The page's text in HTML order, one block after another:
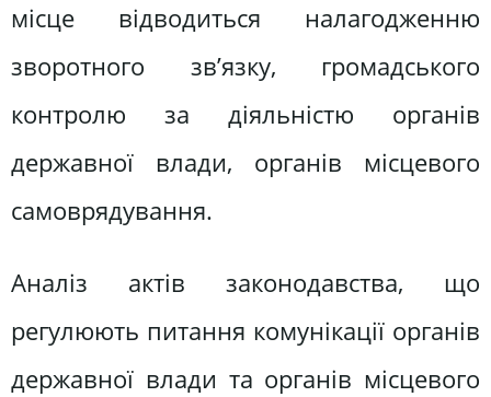
місце відводиться налагодженню
зворотного зв’язку, громадського
контролю за діяльністю органів
державної влади, органів місцевого
самоврядування.
Аналіз актів законодавства, що
регулюють питання комунікації органів
державної влади та органів місцевого